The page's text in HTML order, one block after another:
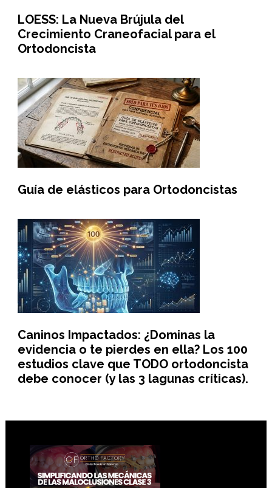
LOESS: La Nueva Brújula del
Crecimiento Craneofacial para el
Ortodoncista
Guía de elásticos para Ortodoncistas
Caninos Impactados: ¿Dominas la
evidencia o te pierdes en ella? Los 100
estudios clave que TODO ortodoncista
debe conocer (y las 3 lagunas críticas).
Footer